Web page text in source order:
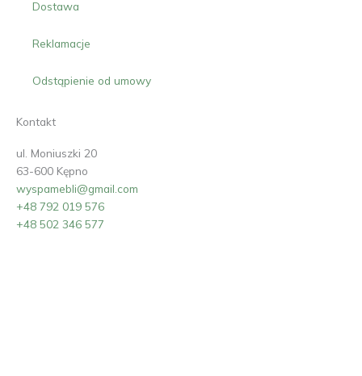
Dostawa
Reklamacje
Odstąpienie od umowy
Kontakt
ul. Moniuszki 20
63-600 Kępno
wyspamebli@gmail.com
+48 792 019 576
+48 502 346 577